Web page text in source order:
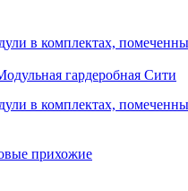
в комплектах,
гардеробная Сити
в комплектах,
прихожие